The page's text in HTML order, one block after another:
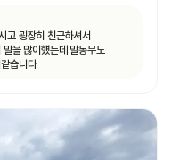
고 굉장히 친근하셔서
을 많이헀는데 말동무도
습니다